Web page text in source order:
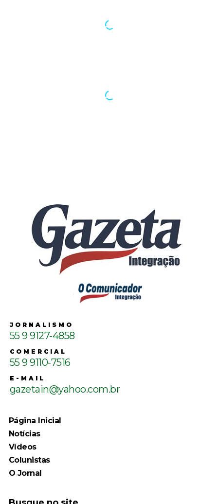
JORNALISMO
55 9 9127-4858
COMERCIAL
55 9 9110-7516
E-MAIL
gazetain@yahoo.com.br
Página Inicial
Notícias
Vídeos
Colunistas
O Jornal